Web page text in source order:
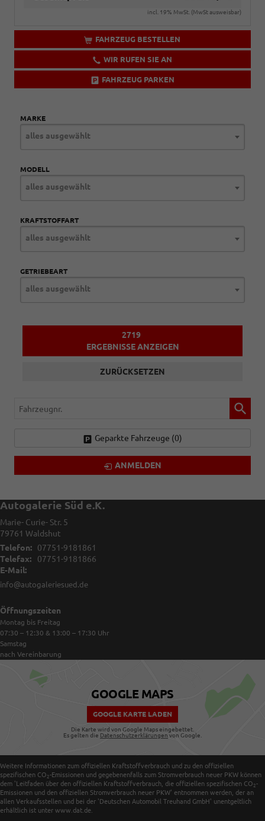
incl. 19% MwSt. (MwSt ausweisbar)
FAHRZEUG BESTELLEN
WIR RUFEN SIE AN
FAHRZEUG PARKEN
MARKE
alles ausgewählt
MODELL
alles ausgewählt
KRAFTSTOFFART
alles ausgewählt
GETRIEBEART
alles ausgewählt
2719
ERGEBNISSE ANZEIGEN
ZURÜCKSETZEN
Fahrzeugnr.
Geparkte Fahrzeuge (0)
ANMELDEN
Autogalerie Süd e.K.
Marie- Curie- Str. 5
79761 Waldshut
Telefon:
07751-9181861
Telefax:
07751-9181866
E-Mail:
info@autogaleriesued.de
Öffnungszeiten
Montag bis Freitag
07:30 – 12:30 & 13:00 – 17:30 Uhr
Samstag
nach Vereinbarung
GOOGLE MAPS
GOOGLE KARTE LADEN
Die Karte wird von Google Maps eingebettet.
Es gelten die Datenschutzerklärungen von Google.
Weitere Informationen zum offiziellen Kraftstoffverbrauch und zu den offiziellen
spezifischen CO 2-Emissionen und gegebenenfalls zum Stromverbrauch neuer PKW können
dem 'Leitfaden über den offiziellen Kraftstoffverbrauch, die offiziellen spezifischen CO 2-
Emissionen und den offiziellen Stromverbrauch neuer PKW' entnommen werden, der an
allen Verkaufsstellen und bei der 'Deutschen Automobil Treuhand GmbH' unentgeltlich
erhältlich ist unter www.dat.de.